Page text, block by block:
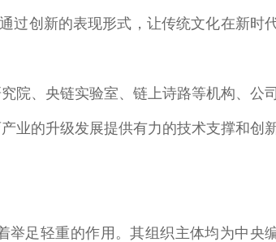
过创新的表现形式，让传统文化在新时
院、央链实验室、链上诗路等机构、公司
业的升级发展提供有力的技术支撑和创
举足轻重的作用。其组织主体均为中央